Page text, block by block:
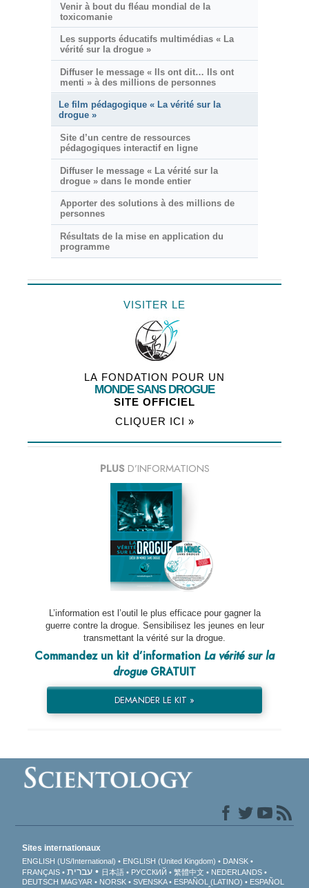
Venir à bout du fléau mondial de la
toxicomanie
Les supports éducatifs multimédias « La
vérité sur la drogue »
Diffuser le message « Ils ont dit… Ils ont
menti » à des millions de personnes
Le film pédagogique « La vérité sur la
drogue »
Site d’un centre de ressources
pédagogiques interactif en ligne
Diffuser le message « La vérité sur la
drogue » dans le monde entier
Apporter des solutions à des millions de
personnes
Résultats de la mise en application du
programme
VISITER LE
LA FONDATION POUR UN
MONDE SANS DROGUE
SITE OFFICIEL
CLIQUER ICI »
PLUS D’INFORMATIONS
L’information est l’outil le plus efficace pour gagner la
guerre contre la drogue. Sensibilisez les jeunes en leur
transmettant la vérité sur la drogue.
Commandez un kit d’information La vérité sur la
drogueGRATUIT
DEMANDER LE KIT »
Sites internationaux
ENGLISH (US/International) ENGLISH (United Kingdom)
DANSK
FRANÇAIS
עברית 日本語 РУССКИЙ 繁體中文
NEDERLANDS
DEUTSCH MAGYAR NORSK SVENSKA ESPAÑOL (LATINO)
ESPAÑOL